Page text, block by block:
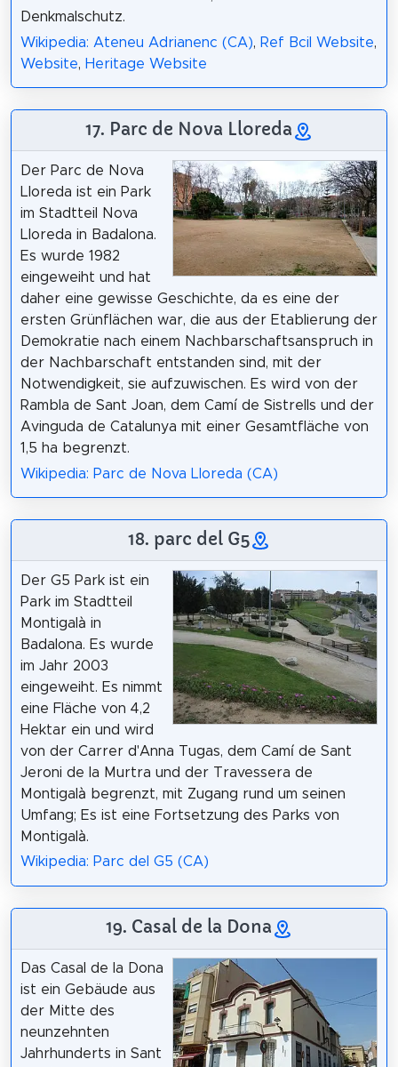
Denkmalschutz.
Wikipedia: Ateneu Adrianenc (CA), Ref Bcil Website,
Website, Heritage Website
17. Parc de Nova Lloreda
Der Parc de Nova
Lloreda ist ein Park
im Stadtteil Nova
Lloreda in Badalona.
Es wurde 1982
eingeweiht und hat
daher eine gewisse Geschichte, da es eine der
ersten Grünflächen war, die aus der Etablierung der
Demokratie nach einem Nachbarschaftsanspruch in
der Nachbarschaft entstanden sind, mit der
Notwendigkeit, sie aufzuwischen. Es wird von der
Rambla de Sant Joan, dem Camí de Sistrells und der
Avinguda de Catalunya mit einer Gesamtfläche von
1,5 ha begrenzt.
Wikipedia: Parc de Nova Lloreda (CA)
18. parc del G5
Der G5 Park ist ein
Park im Stadtteil
Montigalà in
Badalona. Es wurde
im Jahr 2003
eingeweiht. Es nimmt
eine Fläche von 4,2
Hektar ein und wird
von der Carrer d'Anna Tugas, dem Camí de Sant
Jeroni de la Murtra und der Travessera de
Montigalà begrenzt, mit Zugang rund um seinen
Umfang; Es ist eine Fortsetzung des Parks von
Montigalà.
Wikipedia: Parc del G5 (CA)
19. Casal de la Dona
Das Casal de la Dona
ist ein Gebäude aus
der Mitte des
neunzehnten
Jahrhunderts in Sant